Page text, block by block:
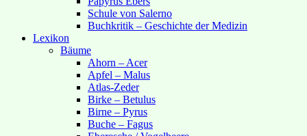
Schule von Salerno
Buchkritik – Geschichte der Medizin
Lexikon
Bäume
Ahorn – Acer
Apfel – Malus
Atlas-Zeder
Birke – Betulus
Birne – Pyrus
Buche – Fagus